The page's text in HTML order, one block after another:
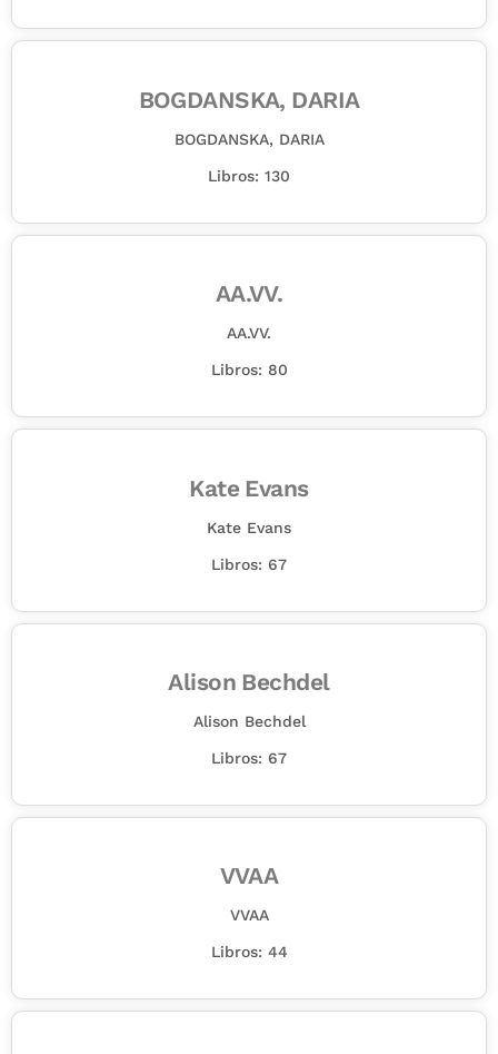
BOGDANSKA, DARIA
BOGDANSKA, DARIA
Libros: 130
AA.VV.
AA.VV.
Libros: 80
Kate Evans
Kate Evans
Libros: 67
Alison Bechdel
Alison Bechdel
Libros: 67
VVAA
VVAA
Libros: 44